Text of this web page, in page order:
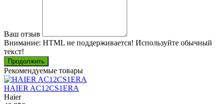
Ваш отзыв
Внимание: HTML не поддерживается! Используйте обычный
текст!
Продолжить
Рекомендуемые товары
HAIER AC12CS1ERA
Haier